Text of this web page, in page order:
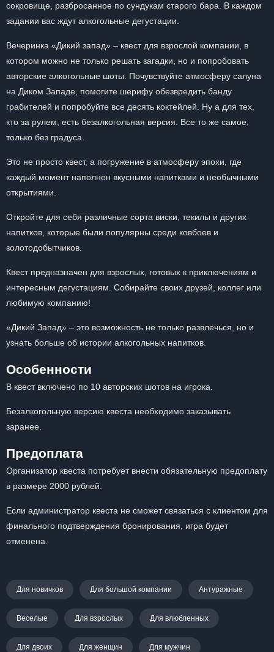
сокровище, разбросанное по сундукам старого бара. В каждом
задании вас ждут алкогольные дегустации.
Вечеринка «Дикий запад» – квест для взрослой компании, в
котором можно не только решать загадки, но и попробовать
авторские алкогольные шоты. Почувствуйте атмосферу салуна
на Диком Западе, помогите шерифу обезвредить банду
грабителей и попробуйте все десять коктейлей. Ну а для тех,
кто за рулем, есть безалкогольная версия. Все то же самое,
только без градуса.
Это не просто квест, а погружение в атмосферу эпохи, где
каждый момент наполнен вкусными напитками и необычными
открытиями.
Откройте для себя различные сорта виски, текилы и других
напитков, которые были популярны среди ковбоев и
золотодобытчиков.
Квест предназначен для взрослых, готовых к приключениям и
интересным дегустациям. Собирайте своих друзей, коллег или
любимую компанию!
«Дикий Запад» – это возможность не только развлечься, но и
узнать больше об истории алкогольных напитков.
Особенности
В квест включено по 10 авторских шотов на игрока.
Безалкогольную версию квеста необходимо заказывать
заранее.
Предоплата
Организатор квеста потребует внести обязательную предоплату
в размере 2000 рублей.
Если администратор квеста не сможет связаться с клиентом для
финального подтверждения бронирования, игра будет
отменена.
Для новичков Для большой компании Антуражные
Веселые Для взрослых Для влюбленных
Для двоих Для женщин Для мужчин